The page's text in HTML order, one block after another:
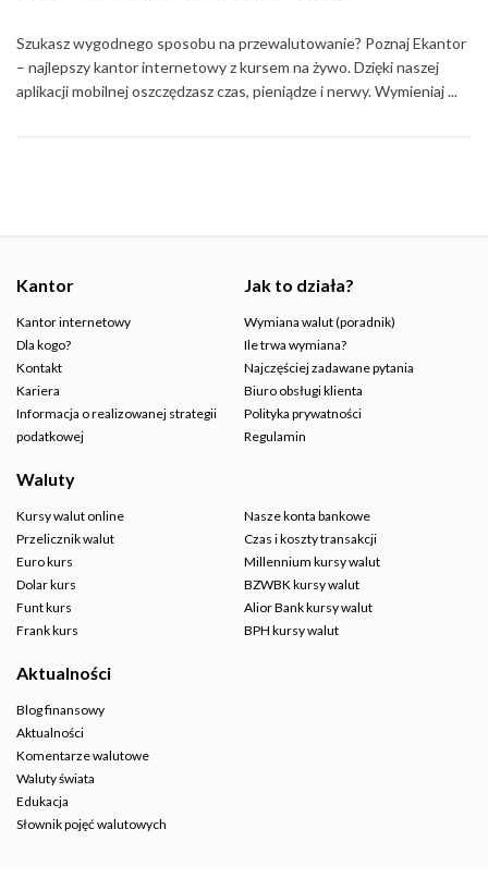
Szukasz wygodnego sposobu na przewalutowanie? Poznaj Ekantor
– najlepszy kantor internetowy z kursem na żywo. Dzięki naszej
aplikacji mobilnej oszczędzasz czas, pieniądze i nerwy. Wymieniaj ...
Kantor
Kantor internetowy
Dla kogo?
Kontakt
Kariera
Informacja o realizowanej strategii
podatkowej
Jak to działa?
Wymiana walut (poradnik)
Ile trwa wymiana?
Najczęściej zadawane pytania
Biuro obsługi klienta
Polityka prywatności
Regulamin
Waluty
Kursy walut online
Przelicznik walut
Euro kurs
Dolar kurs
Funt kurs
Frank kurs
Nasze konta bankowe
Czas i koszty transakcji
Millennium kursy walut
BZWBK kursy walut
Alior Bank kursy walut
BPH kursy walut
Aktualności
Blog finansowy
Aktualności
Komentarze walutowe
Waluty świata
Edukacja
Słownik pojęć walutowych